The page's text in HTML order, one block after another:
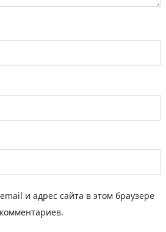
и адрес сайта в этом браузере